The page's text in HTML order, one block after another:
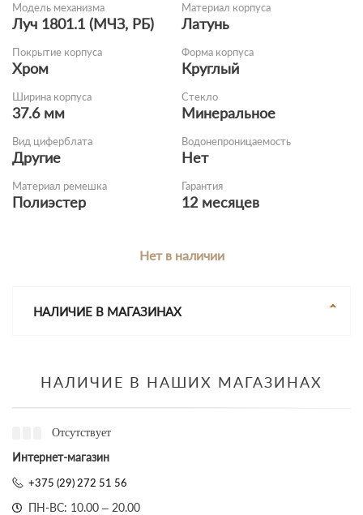
Модель механизма
Луч 1801.1 (МЧЗ, РБ)
Материал корпуса
Латунь
Покрытие корпуса
Хром
Форма корпуса
Круглый
Ширина корпуса
37.6 мм
Стекло
Минеральное
Вид циферблата
Другие
Водонепроницаемость
Нет
Материал ремешка
Полиэстер
Гарантия
12 месяцев
Нет в наличии
НАЛИЧИЕ В МАГАЗИНАХ
НАЛИЧИЕ В НАШИХ МАГАЗИНАХ
Отсутствует
Интернет-магазин
+375 (29) 272 51 56
ПН-ВС: 10.00 – 20.00